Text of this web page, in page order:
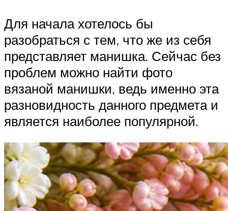
Для начала хотелось бы
разобраться с тем, что же из себя
представляет манишка. Сейчас без
проблем можно найти фото
вязаной манишки, ведь именно эта
разновидность данного предмета и
является наиболее популярной.